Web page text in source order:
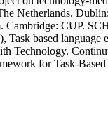
Netherlands.
Cambridge: CUP.
based
Technology.
for Task-